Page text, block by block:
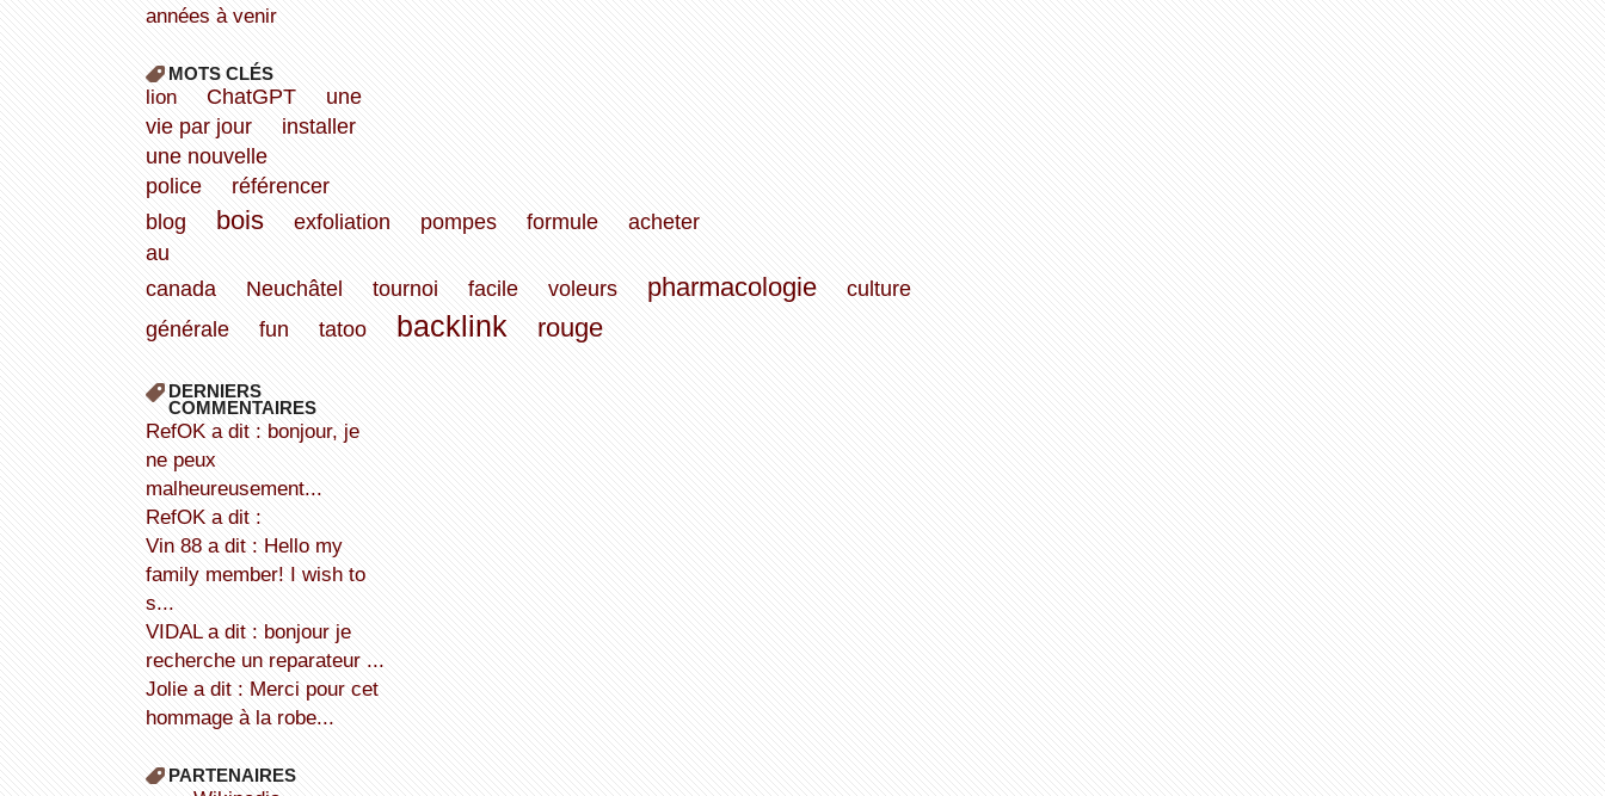
années à venir
MOTS CLÉS
lion ChatGPT
une
vie par jour
installer
une nouvelle
police
référencer
blog
bois exfoliation pompes formule
acheter
au
canada
Neuchâtel tournoi facile voleurs pharmacologie
culture
générale
fun tatoo backlink rouge
DERNIERS
COMMENTAIRES
refOK a dit : bonjour, je
ne peux
malheureusement...
refOK a dit :
Vin 88 a dit : Hello my
family member! I wish to
s...
VIDAL a dit : bonjour je
recherche un reparateur ...
Jolie a dit : Merci pour cet
hommage à la robe...
PARTENAIRES